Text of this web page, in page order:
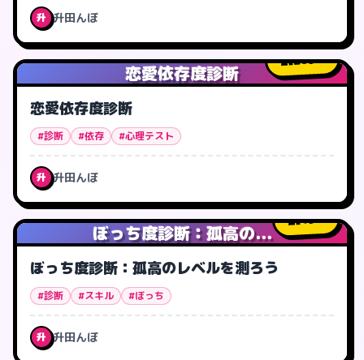
升 升田んぼ
恋愛依存度診断
209人
恋愛依存度診断
#診断 #依存 #心理テスト
升 升田んぼ
ぼっち度診断：孤高の...
49人
ぼっち度診断：孤高のレベルを測ろう
#診断 #スキル #ぼっち
升 升田んぼ